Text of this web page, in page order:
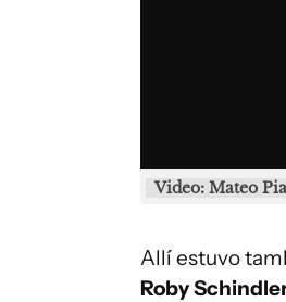
Video: Mateo
Allí estuvo
Roby